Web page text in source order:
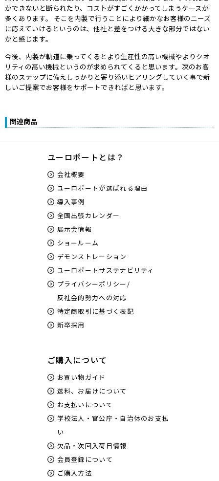
かできないと断られたり、コストがすごくかかってしまうケースが
多くあります。 そこを内製で行うことにより細かなお客様のニーズ
に応えていけるというのは、他社と差をつける大きな部分ではない
かと感じます。
今後、内製が軌道に乗ってくるとより生産性の高い機械やよりクオ
リティの高い機械というのが求められてくると思います。次のお客
様のステップに備えしっかりと寄り添いヒアリングしていく事で新
しいご提案でお客様をサポートできればと思います。
関連商品
ユーロポートとは？
会社概要
ユーロポートが選ばれる理由
導入事例
全国出張カレンダー
展示会情報
ショールーム
デモンストレーション
ユーロポートサステナビリティ
プライバシーポリシー/
反社会的勢力への対応
特定商取引に基づく表記
新卒採用
ご購入について
お買い物ガイド
送料、お届けについて
お支払いについて
学校法人・官公庁・自治体のお支払
い
欠品・次回入荷日情報
会員登録について
ご購入方法